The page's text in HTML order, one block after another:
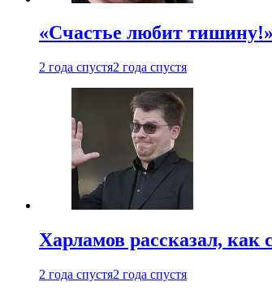
«Счастье любит
2 года спустя2 года спустя
Харламов рассказал, как
2 года спустя2 года спустя